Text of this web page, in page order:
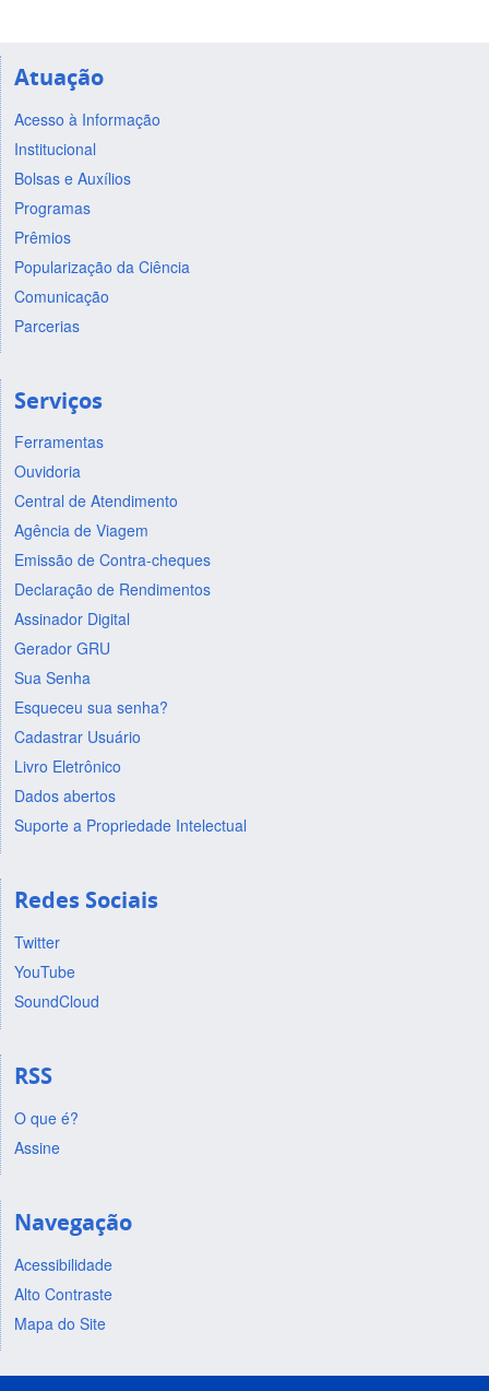
Atuação
Acesso à Informação
Institucional
Bolsas e Auxílios
Programas
Prêmios
Popularização da Ciência
Comunicação
Parcerias
Serviços
Ferramentas
Ouvidoria
Central de Atendimento
Agência de Viagem
Emissão de Contra-cheques
Declaração de Rendimentos
Assinador Digital
Gerador GRU
Sua Senha
Esqueceu sua senha?
Cadastrar Usuário
Livro Eletrônico
Dados abertos
Suporte a Propriedade Intelectual
Redes Sociais
Twitter
YouTube
SoundCloud
RSS
O que é?
Assine
Navegação
Acessibilidade
Alto Contraste
Mapa do Site